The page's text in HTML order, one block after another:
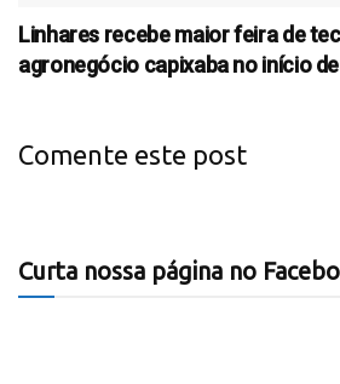
Linhares recebe maior feira de
agronegócio capixaba no início
Comente este post
Curta nossa página no